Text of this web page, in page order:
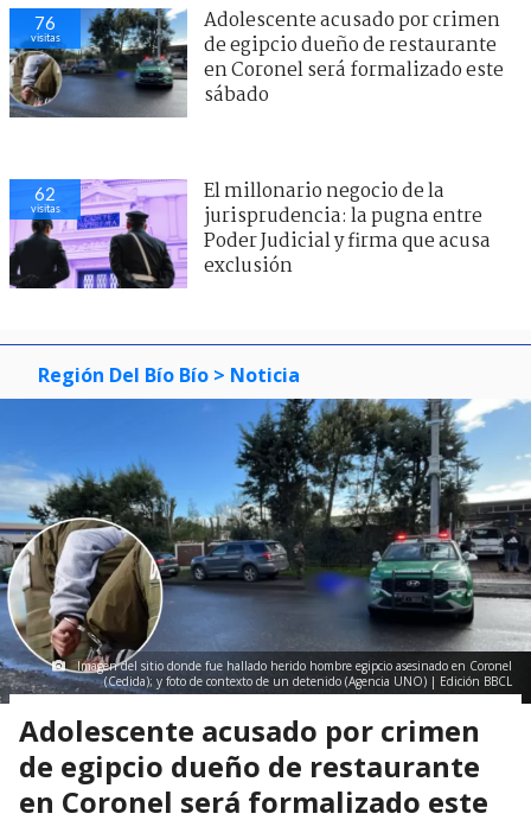
76
visitas
Adolescente acusado por crimen
de egipcio dueño de restaurante
en Coronel será formalizado este
sábado
62
visitas
El millonario negocio de la
jurisprudencia: la pugna entre
Poder Judicial y firma que acusa
exclusión
Región Del Bío Bío > Noticia
Imagen del sitio donde fue hallado herido hombre egipcio asesinado en Coronel
(Cedida); y foto de contexto de un detenido (Agencia UNO) | Edición BBCL
Adolescente acusado por crimen
de egipcio dueño de restaurante
en Coronel será formalizado este